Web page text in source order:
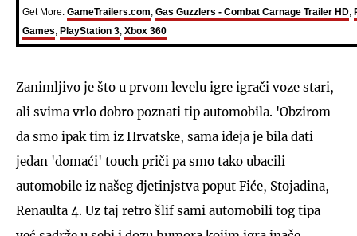
Get More: GameTrailers.com Gas Guzzlers - Combat Carnage Trailer HD
Games PlayStation 3 Xbox 360
Zanimljivo je što u prvom levelu igre igrači voze stari,
ali svima vrlo dobro poznati tip automobila. 'Obzirom
da smo ipak tim iz Hrvatske, sama ideja je bila dati
jedan 'domaći' touch priči pa smo tako ubacili
automobile iz našeg djetinjstva poput Fiće, Stojadina,
Renaulta 4. Uz taj retro šlif sami automobili tog tipa